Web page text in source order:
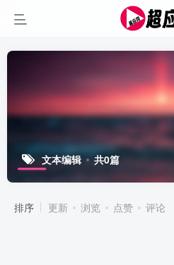
文本编辑 共0篇
排序 更新 浏览 点赞 评论